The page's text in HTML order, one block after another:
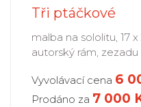
Tři ptáčkové
malba na sololitu, 17
autorský rám,
Vyvolávací cena 6
Prodáno za 7 000